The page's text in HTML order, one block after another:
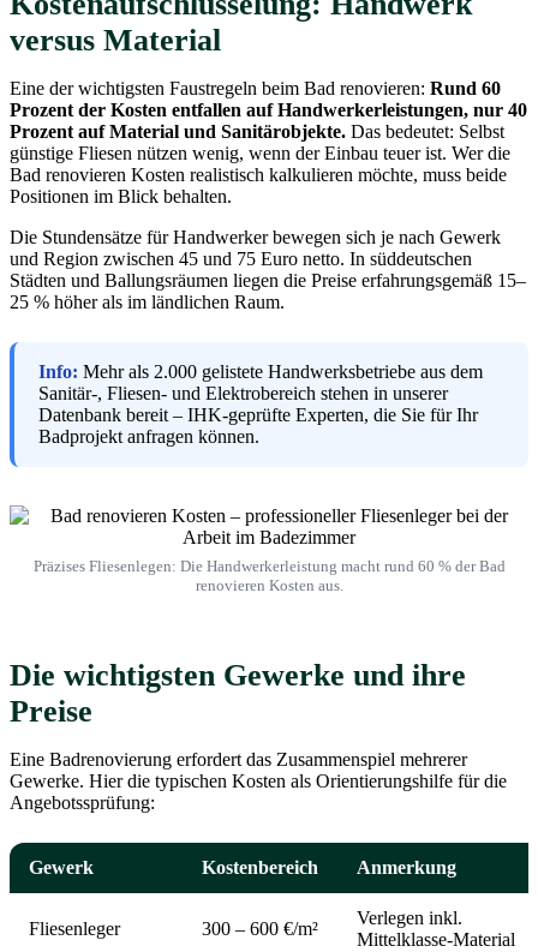
versus Material
Eine der wichtigsten Faustregeln beim Bad renovieren: Rund 60
Prozent der Kosten entfallen auf Handwerkerleistungen, nur 40
Prozent auf Material und Sanitärobjekte. Das bedeutet: Selbst
günstige Fliesen nützen wenig, wenn der Einbau teuer ist. Wer die
Bad renovieren Kosten realistisch kalkulieren möchte, muss beide
Positionen im Blick behalten.
Die Stundensätze für Handwerker bewegen sich je nach Gewerk
und Region zwischen 45 und 75 Euro netto. In süddeutschen
Städten und Ballungsräumen liegen die Preise erfahrungsgemäß 15–
25 % höher als im ländlichen Raum.
Info: Mehr als 2.000 gelistete Handwerksbetriebe aus dem
Sanitär-, Fliesen- und Elektrobereich stehen in unserer
Datenbank bereit – IHK-geprüfte Experten, die Sie für Ihr
Badprojekt anfragen können.
Präzises Fliesenlegen: Die Handwerkerleistung macht rund 60 % der Bad
renovieren Kosten aus.
Die wichtigsten Gewerke und ihre
Preise
Eine Badrenovierung erfordert das Zusammenspiel mehrerer
Gewerke. Hier die typischen Kosten als Orientierungshilfe für die
Angebotssprüfung:
Gewerk Kostenbereich Anmerkung
Fliesenleger 300 – 600 €/m²
Verlegen inkl.
Mittelklasse-Material